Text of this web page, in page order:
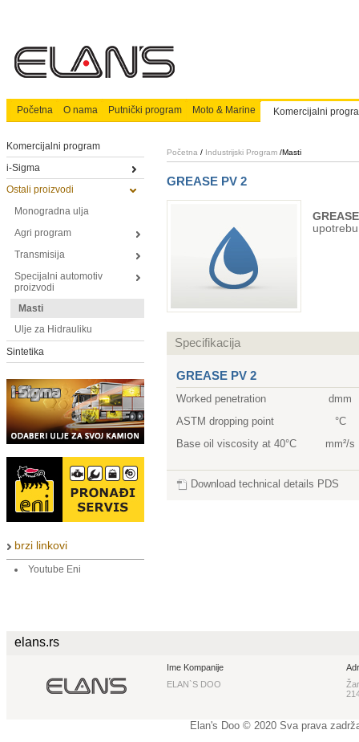
Početna O nama Putnički program Moto & Marine Komercijalni
Komercijalni program
i-Sigma
Ostali proizvodi
Monogradna ulja
Agri program
Transmisija
Specijalni automotiv
proizvodi
Masti
Ulje za Hidrauliku
Sintetika
brzi linkovi
Youtube Eni
Početna / Industrijski Program /Masti
GREASE PV 2
Specifikacija
GREASE PV 2
Worked penetration
dmm
ASTM dropping point
°C
Base oil viscosity at 40°C
mm²/s
Download technical details PDS
elans.rs
Ime Kompanije
ELAN`S DOO
Elan's Doo © 2020 Sva prava